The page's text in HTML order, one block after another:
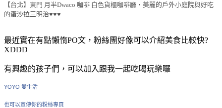
【台北】東門 月半Dwaco 咖啡 白色貨櫃咖啡廳‧美麗的戶外小庭院與好吃
的蛋沙拉三明治♥♥♥
最近實在有點懶惰PO文，粉絲團好像可以介紹美食比較快?
XDDD
有興趣的孩子們，可以加入跟我一起吃喝玩樂囉
YOYO 愛生活
也可以宣傳你的粉絲專頁